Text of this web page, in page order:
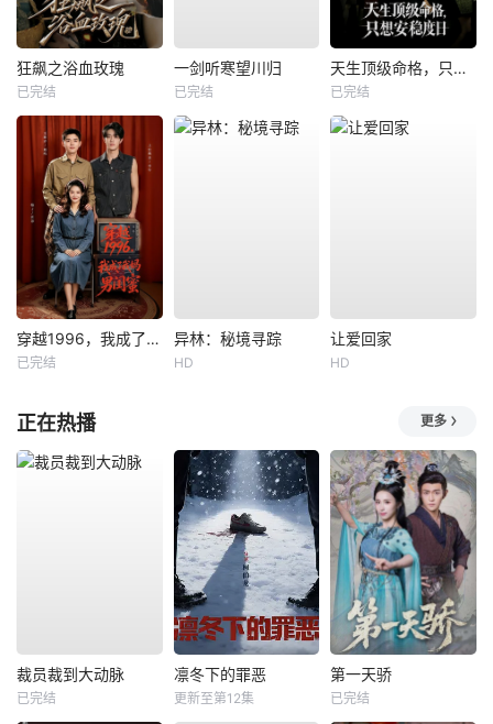
狂飙之浴血玫瑰
已完结
一剑听寒望川归
已完结
天生顶级命格，只想安稳度日
已完结
穿越1996，我成了我妈男闺蜜
已完结
异林：秘境寻踪
HD
让爱回家
HD
正在热播 更多
裁员裁到大动脉
已完结
凛冬下的罪恶
更新至第12集
第一天骄
已完结